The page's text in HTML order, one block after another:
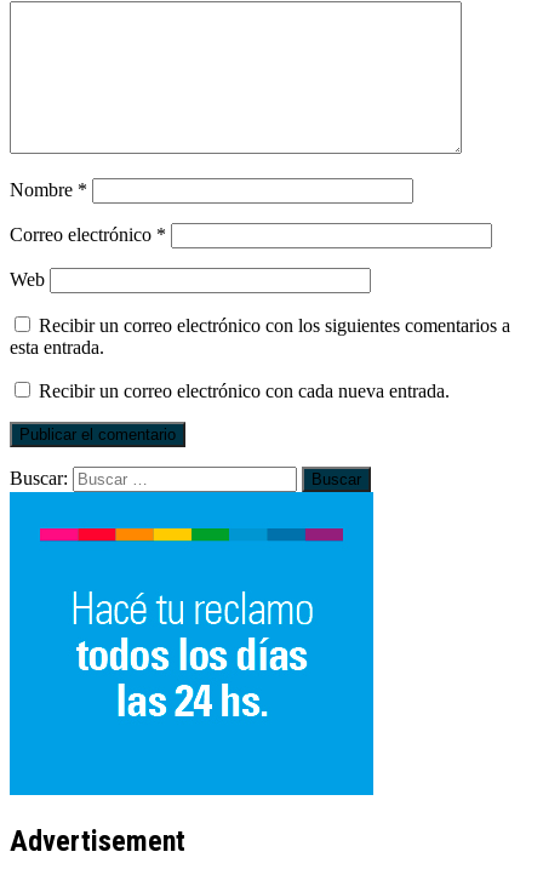
Nombre *
Correo electrónico *
Web
Recibir un correo electrónico con los siguientes comentarios a
esta entrada.
Recibir un correo electrónico con cada nueva entrada.
Buscar:
Advertisement